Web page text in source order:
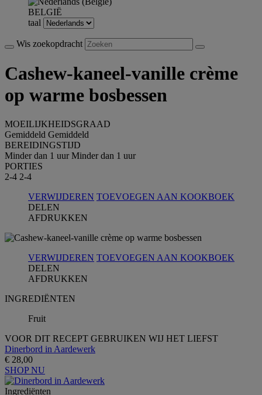
BELGIË
taal
Wis zoekopdracht
Cashew-kaneel-vanille crème
op warme bosbessen
MOEILIJKHEIDSGRAAD
Gemiddeld Gemiddeld
BEREIDINGSTIJD
Minder dan 1 uur Minder dan 1 uur
PORTIES
2-4 2-4
VERWIJDEREN TOEVOEGEN AAN KOOKBOEK
DELEN
AFDRUKKEN
VERWIJDEREN TOEVOEGEN AAN KOOKBOEK
DELEN
AFDRUKKEN
INGREDIЁNTEN
Fruit
VOOR DIT RECEPT GEBRUIKEN WIJ HET LIEFST
Dinerbord in Aardewerk
€ 28,00
SHOP NU
Ingrediёnten